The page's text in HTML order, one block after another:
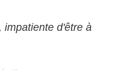
impatiente d'être à